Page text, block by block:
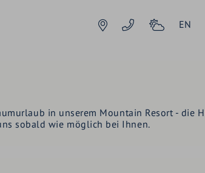
EN
in unserem Mountain Resort - die
sobald wie möglich bei Ihnen.